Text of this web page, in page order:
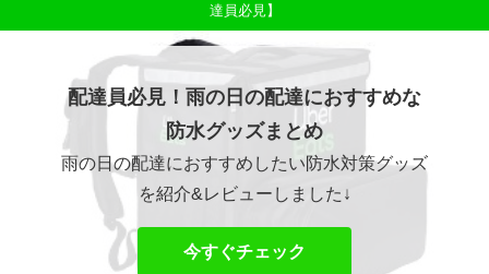
達員必見】
配達員必見！雨の日の配達におすすめな
防水グッズまとめ
雨の日の配達におすすめしたい防水対策グッズ
を紹介&レビューしました↓
今すぐチェック